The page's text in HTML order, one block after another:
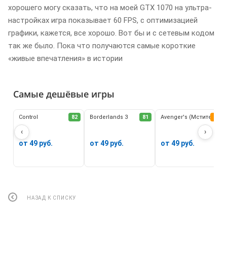
хорошего могу сказать, что на моей GTX 1070 на ультра-
настройках игра показывает 60 FPS, с оптимизацией
графики, кажется, все хорошо. Вот бы и с сетевым кодом
так же было. Пока что получаются самые короткие
«живые впечатления» в истории
Самые дешёвые игры
‹ ›
82
Control
от 49 руб.
81
Borderlands 3
от 49 руб.
Avenger's (Мстители)
от 49 руб.
НАЗАД К СПИСКУ